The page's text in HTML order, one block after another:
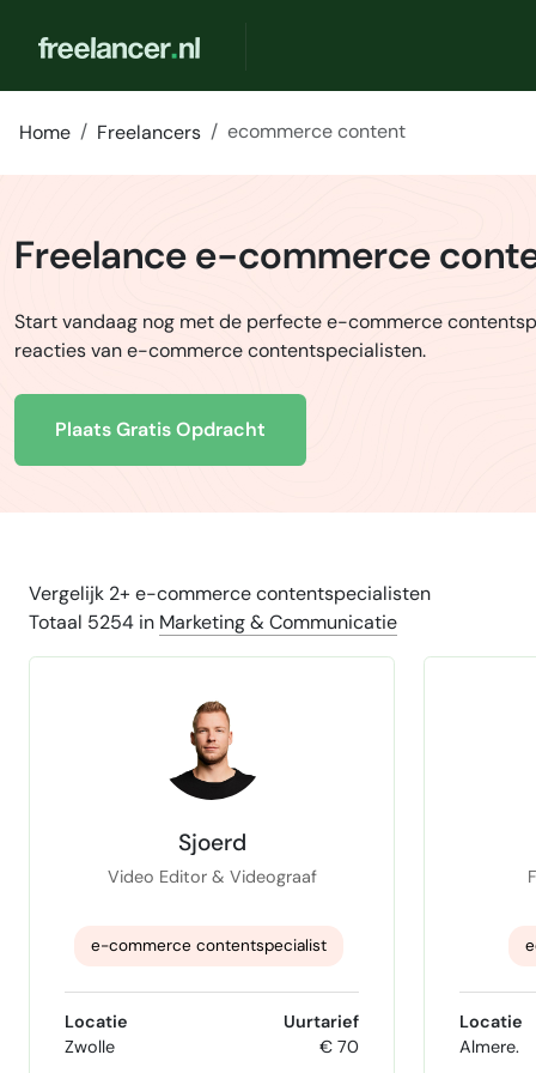
Home Freelancers ecommerce content
Freelance e-commerce
Start vandaag nog met de perfecte e-commerce
reacties van e-commerce contentspecialisten.
Plaats Gratis Opdracht
Vergelijk 2+ e-commerce contentspecialisten
Totaal 5254 in Marketing & Communicatie
Sjoerd
Video Editor & Videograaf
e-commerce contentspecialist
Locatie
Zwolle
Uurtarief
€ 70
Locatie
Almere.